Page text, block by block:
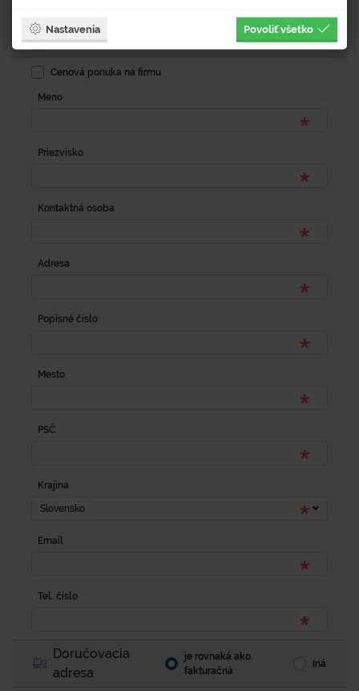
Fakturačná adresa
Cenová ponuka na firmu
Meno
Priezvisko
Kontaktná osoba
Adresa
Popisné číslo
Mesto
PSČ
Krajina
Slovensko
Email
Tel. číslo
Doručovacia
adresa
je rovnaká ako
fakturačná
Iná
Nastavenia Povoliť všetko